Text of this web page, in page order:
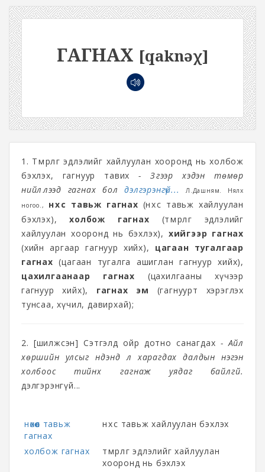
ГАГНАХ [qaknəχ]
1. Төмөрлөг эдлэлийг хайлуулан хооронд нь холбож
бэхлэх, гагнуур тавих- Зүгээр хэдэн төмөр
нийлүүлээд гагнах болдэлгэрэнгүй...
Л.Дашням. Нялх
ногоо.,
нөхөөс тавьж гагнах (нөхөөс тавьж хайлуулан
бэхлэх),холбож гагнах (төмөрлөг эдлэлийг
хайлуулан хооронд нь бэхлэх), хийгээр гагнах
(хийн аргаар гагнуур хийх), цагаан тугалгаар
гагнах (цагаан тугалга ашиглан гагнуур хийх),
цахилгаанаар гагнах (цахилгааны хүчээр
гагнуур хийх), гагнах эм
(гагнуурт хэрэглэх
тунсаа, хүчил, давирхай);
2. [шилжсэн] Сэтгэлд ойр дотно санагдах - Айл
хөршийн улсыг нүдэнд үл харагдах далдын нэгэн
холбоос тийнхүү гагнаж уядаг байлгүй.
дэлгэрэнгүй...
нөхөөс тавьж
гагнах
нөхөөс тавьж хайлуулан бэхлэх
холбож гагнах
төмөрлөг эдлэлийг хайлуулан
хооронд нь бэхлэх